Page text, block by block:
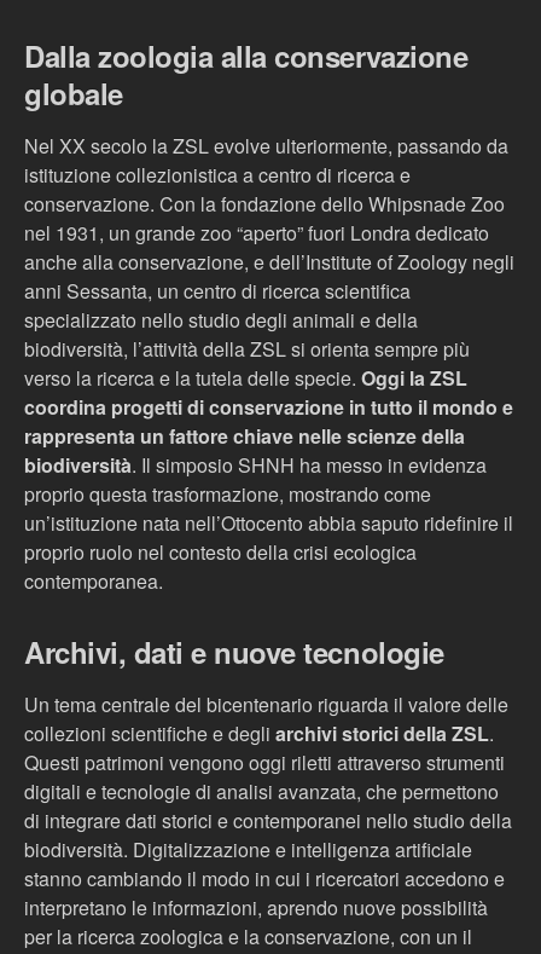
Dalla zoologia alla conservazione
globale
Nel XX secolo la ZSL evolve ulteriormente, passando da
istituzione collezionistica a centro di ricerca e
conservazione. Con la fondazione dello Whipsnade Zoo
nel 1931, un grande zoo “aperto” fuori Londra dedicato
anche alla conservazione, e dell’Institute of Zoology negli
anni Sessanta, un centro di ricerca scientifica
specializzato nello studio degli animali e della
biodiversità, l’attività della ZSL si orienta sempre più
verso la ricerca e la tutela delle specie. Oggi la ZSL
coordina progetti di conservazione in tutto il mondo e
rappresenta un fattore chiave nelle scienze della
biodiversità. Il simposio SHNH ha messo in evidenza
proprio questa trasformazione, mostrando come
un’istituzione nata nell’Ottocento abbia saputo ridefinire il
proprio ruolo nel contesto della crisi ecologica
contemporanea.
Archivi, dati e nuove tecnologie
Un tema centrale del bicentenario riguarda il valore delle
collezioni scientifiche e degli archivi storici della ZSL.
Questi patrimoni vengono oggi riletti attraverso strumenti
digitali e tecnologie di analisi avanzata, che permettono
di integrare dati storici e contemporanei nello studio della
biodiversità. Digitalizzazione e intelligenza artificiale
stanno cambiando il modo in cui i ricercatori accedono e
interpretano le informazioni, aprendo nuove possibilità
per la ricerca zoologica e la conservazione, con un il